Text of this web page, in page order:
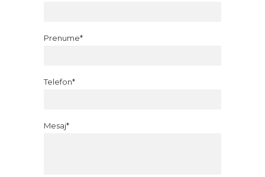
Prenume*
Telefon*
Mesaj*